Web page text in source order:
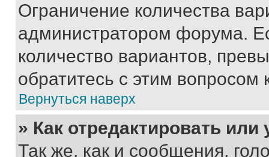
Ограничение количества
администратором форума.
количество вариантов,
обратитесь с этим вопросом
Вернуться наверх
» Как отредактировать
Так же, как и сообщения,